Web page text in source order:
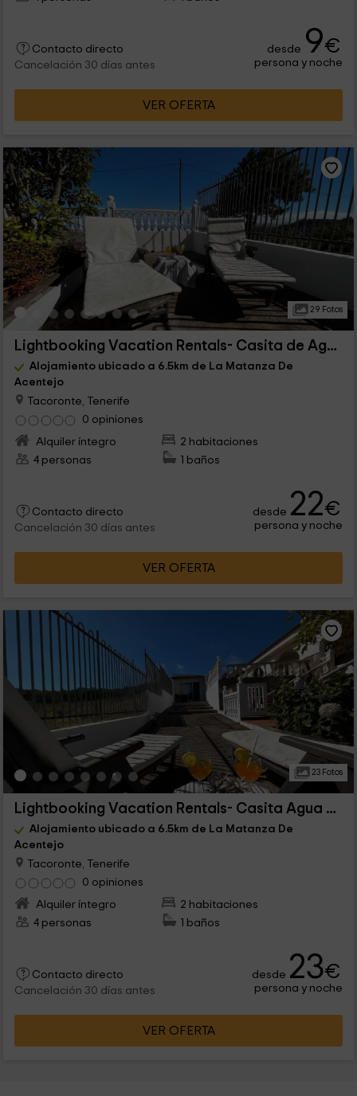
Contacto directo
Cancelación 30 días antes
desde 9€
persona y noche
VER OFERTA
29 Fotos
Lightbooking Vacation Rentals- Casita de Agua
Alojamiento ubicado a 6.5km de La Matanza De
Acentejo
Tacoronte, Tenerife
0 opiniones
Alquiler íntegro
2 habitaciones
4 personas
1 baños
Contacto directo
Cancelación 30 días antes
desde 22€
persona y noche
VER OFERTA
23 Fotos
Lightbooking Vacation Rentals- Casita Agua García
Alojamiento ubicado a 6.5km de La Matanza De
Acentejo
Tacoronte, Tenerife
0 opiniones
Alquiler íntegro
2 habitaciones
4 personas
1 baños
Contacto directo
Cancelación 30 días antes
desde 23€
persona y noche
VER OFERTA